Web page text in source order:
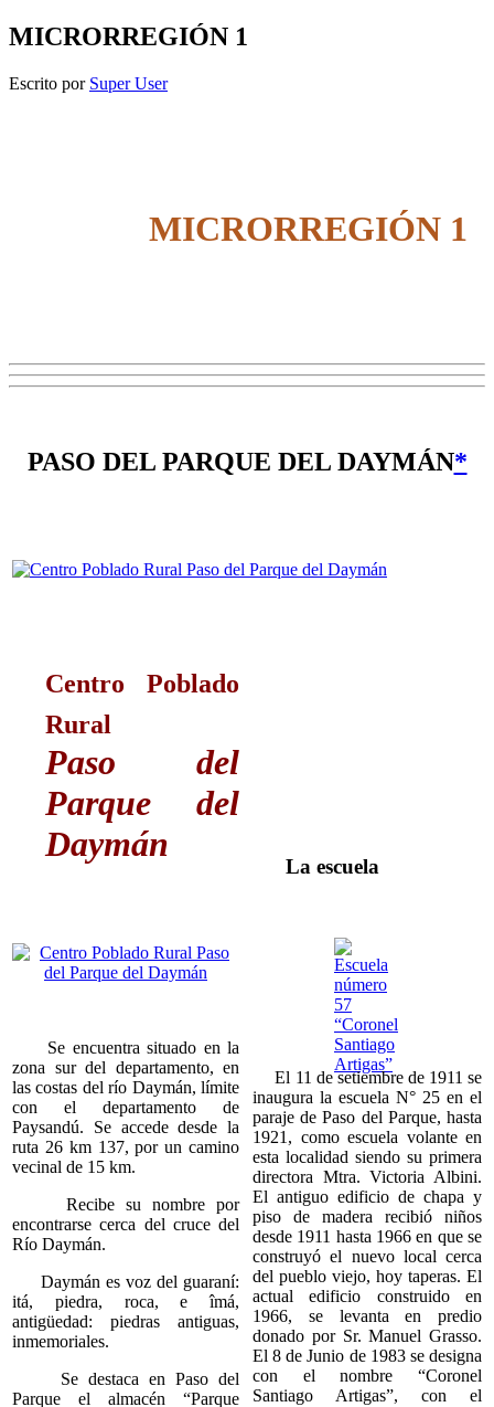
MICRORREGIÓN 1
Escrito por Super User
MICRORREGIÓN 1
PASO DEL PARQUE DEL DAYMÁN*
Centro Poblado
Rural
Paso del
Parque del
Daymán
Se encuentra situado en la
zona sur del departamento, en
las costas del río Daymán, límite
con el departamento de
Paysandú. Se accede desde la
ruta 26 km 137, por un camino
vecinal de 15 km.
Recibe su nombre por
encontrarse cerca del cruce del
Río Daymán.
Daymán es voz del guaraní:
itá, piedra, roca, e îmá,
antigüedad: piedras antiguas,
inmemoriales.
Se destaca en Paso del
Parque el almacén “Parque
La escuela
El 11 de setiembre de 1911 se
inaugura la escuela N° 25 en el
paraje de Paso del Parque, hasta
1921, como escuela volante en
esta localidad siendo su primera
directora Mtra. Victoria Albini.
El antiguo edificio de chapa y
piso de madera recibió niños
desde 1911 hasta 1966 en que se
construyó el nuevo local cerca
del pueblo viejo, hoy taperas. El
actual edificio construido en
1966, se levanta en predio
donado por Sr. Manuel Grasso.
El 8 de Junio de 1983 se designa
con el nombre “Coronel
Santiago Artigas”, con el